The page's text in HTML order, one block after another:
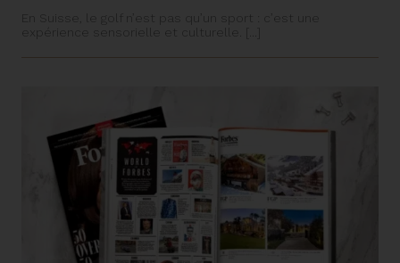
En Suisse, le golf n’est pas qu’un sport : c’est une
expérience sensorielle et culturelle. [...]